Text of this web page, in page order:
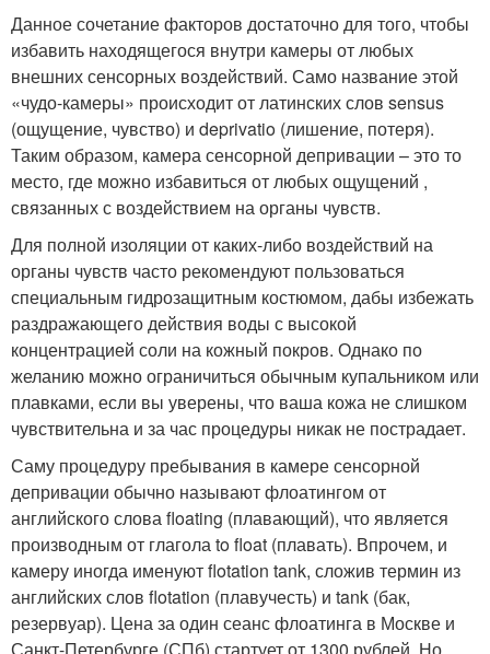
Данное сочетание факторов достаточно для того, чтобы
избавить находящегося внутри камеры от любых
внешних сенсорных воздействий. Само название этой
«чудо-камеры» происходит от латинских слов sensus
(ощущение, чувство) и deprivatio (лишение, потеря).
Таким образом, камера сенсорной депривации – это то
место, где можно избавиться от любых ощущений ,
связанных с воздействием на органы чувств.
Для полной изоляции от каких-либо воздействий на
органы чувств часто рекомендуют пользоваться
специальным гидрозащитным костюмом, дабы избежать
раздражающего действия воды с высокой
концентрацией соли на кожный покров. Однако по
желанию можно ограничиться обычным купальником или
плавками, если вы уверены, что ваша кожа не слишком
чувствительна и за час процедуры никак не пострадает.
Саму процедуру пребывания в камере сенсорной
депривации обычно называют флоатингом от
английского слова floating (плавающий), что является
производным от глагола to float (плавать). Впрочем, и
камеру иногда именуют flotation tank, сложив термин из
английских слов flotation (плавучесть) и tank (бак,
резервуар). Цена за один сеанс флоатинга в Москве и
Санкт-Петербурге (СПб) стартует от 1300 рублей. Но,